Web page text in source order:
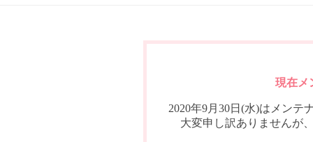
現在メ
2020年9月30日(水)はメンテ
大変申し訳ありませんが